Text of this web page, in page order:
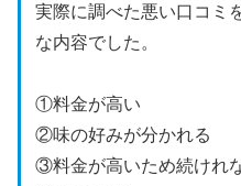
実際に調べた悪い口コミ
な内容でした。
①料金が高い
②味の好みが分かれる
③料金が高いため続けれ